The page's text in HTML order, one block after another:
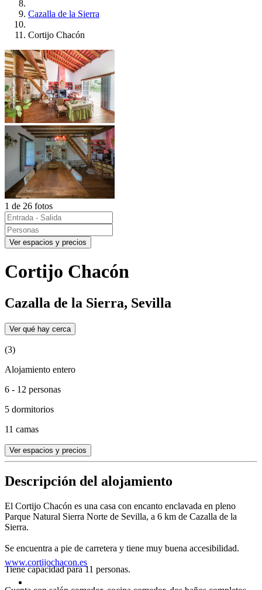
Cazalla de la Sierra
Cortijo Chacón
1 de 26 fotos
Ver espacios y precios
Cortijo Chacón
Cazalla de la Sierra, Sevilla
Ver qué hay cerca
(3)
Alojamiento entero
6 - 12 personas
5 dormitorios
11 camas
Ver espacios y precios
Descripción del alojamiento
El Cortijo Chacón es una casa con encanto enclavada en pleno
Parque Natural Sierra Norte de Sevilla, a 6 km de Cazalla de la
Sierra.
Se encuentra a pie de carretera y tiene muy buena accesibilidad.
Tiene capacidad para 11 personas.
www.cortijochacon.es